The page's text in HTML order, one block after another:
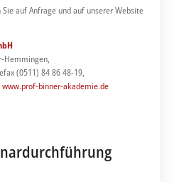
auf Anfrage und auf unserer Website
Hemmingen,
(0511) 84 86 48-19,
www.prof-binner-akademie.de